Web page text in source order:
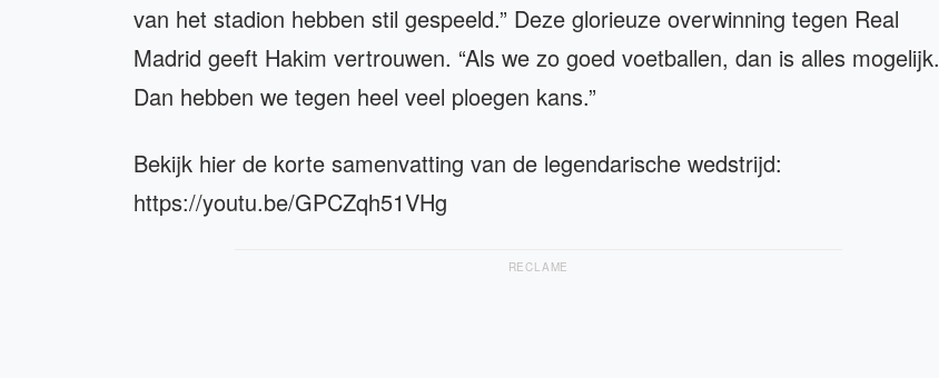
van het stadion hebben stil gespeeld.” Deze glorieuze overwinning tegen Real
Madrid geeft Hakim vertrouwen. “Als we zo goed voetballen, dan is alles mogelijk.
Dan hebben we tegen heel veel ploegen kans.”
Bekijk hier de korte samenvatting van de legendarische wedstrijd:
https://youtu.be/GPCZqh51VHg
RECLAME